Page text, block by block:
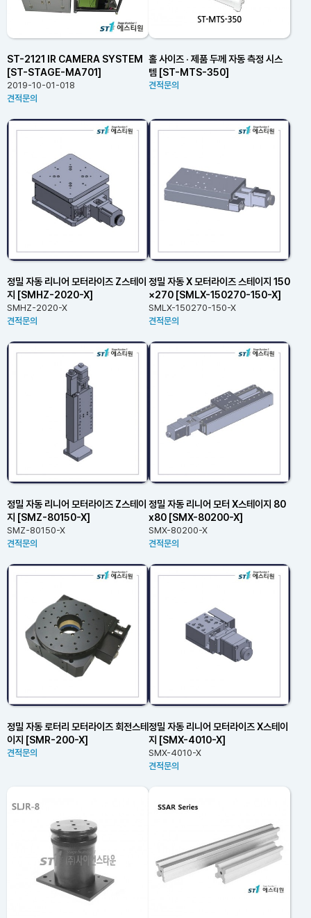
ST-2121 IR CAMERA SYSTEM
[ST-STAGE-MA701]
2019-10-01-018
견적문의
홀 사이즈 · 제품 두께 자동 측정 시스
템 [ST-MTS-350]
견적문의
정밀 자동 리니어 모터라이즈 Z스테이
지 [SMHZ-2020-X]
SMHZ-2020-X
견적문의
정밀 자동 X 모터라이즈 스테이지 150
×270 [SMLX-150270-150-X]
SMLX-150270-150-X
견적문의
정밀 자동 리니어 모터라이즈 Z스테이
지 [SMZ-80150-X]
SMZ-80150-X
견적문의
정밀 자동 리니어 모터 X스테이지 80
x80 [SMX-80200-X]
SMX-80200-X
견적문의
정밀 자동 로터리 모터라이즈 회전스테
이지 [SMR-200-X]
견적문의
정밀 자동 리니어 모터라이즈 X스테이
지 [SMX-4010-X]
SMX-4010-X
견적문의